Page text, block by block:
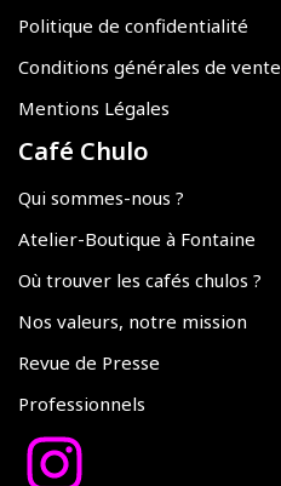
Politique de confidentialité
Conditions générales de vente
Mentions Légales
Café Chulo
Qui sommes-nous ?
Atelier-Boutique à Fontaine
Où trouver les cafés chulos ?
Nos valeurs, notre mission
Revue de Presse
Professionnels